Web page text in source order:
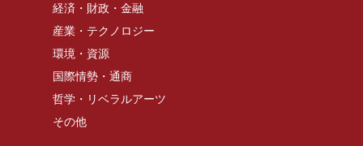
経済・財政・金融
産業・テクノロジー
環境・資源
国際情勢・通商
哲学・リベラルアーツ
その他